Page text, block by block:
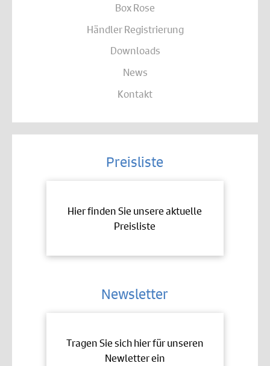
Box Rose
Händler Registrierung
Downloads
News
Kontakt
Preisliste
Hier finden Sie unsere aktuelle
Preisliste
Newsletter
Tragen Sie sich hier für unseren
Newletter ein